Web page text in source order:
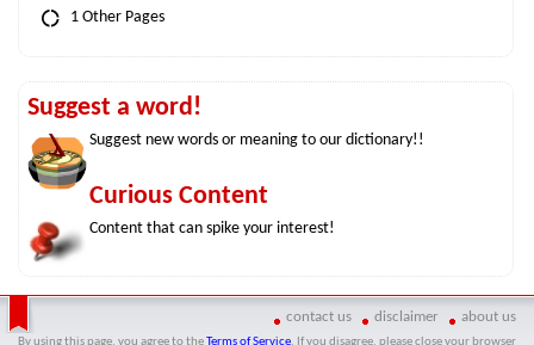
1 Other Pages
Suggest a word!
Suggest new words or meaning to our dictionary!!
Curious Content
Content that can spike your interest!
contact us disclaimer about us